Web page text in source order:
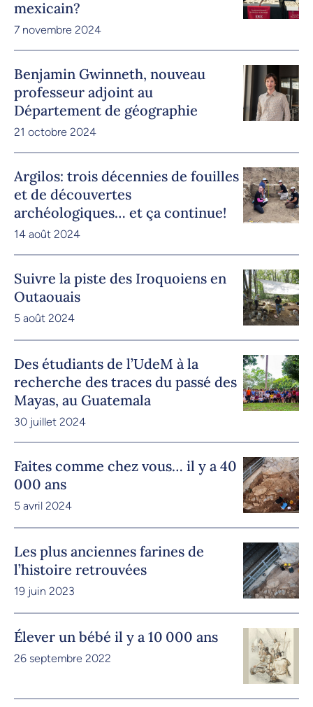
mexicain?
7 novembre 2024
Benjamin Gwinneth, nouveau
professeur adjoint au
Département de géographie
21 octobre 2024
Argilos: trois décennies de fouilles
et de découvertes
archéologiques… et ça continue!
14 août 2024
Suivre la piste des Iroquoiens en
Outaouais
5 août 2024
Des étudiants de l’UdeM à la
recherche des traces du passé des
Mayas, au Guatemala
30 juillet 2024
Faites comme chez vous… il y a 40
000 ans
5 avril 2024
Les plus anciennes farines de
l’histoire retrouvées
19 juin 2023
Élever un bébé il y a 10 000 ans
26 septembre 2022